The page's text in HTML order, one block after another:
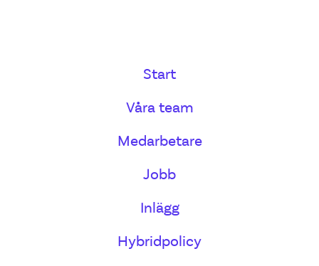
Start
Våra team
Medarbetare
Jobb
Inlägg
Hybridpolicy